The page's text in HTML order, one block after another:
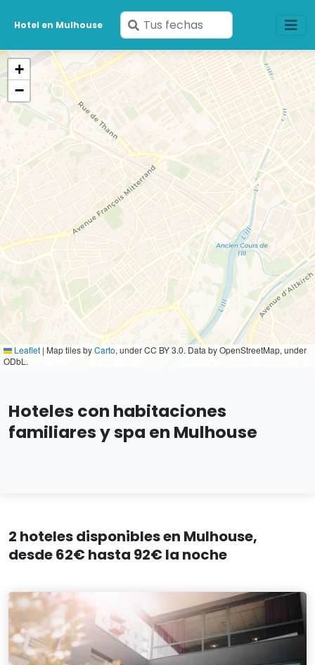
Hotel en Mulhouse
Ingresa
tus
fechas
+
−
Leaflet | Map tiles byCarto, under CC BY 3.0. Data by OpenStreetMap, under
ODbL.
Hoteles con habitaciones
familiares y spa en Mulhouse
2 hoteles disponibles en Mulhouse,
desde 62€ hasta 92€ la noche